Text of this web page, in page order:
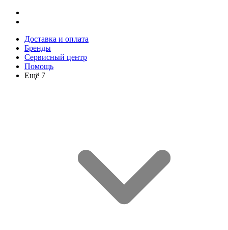
Доставка и оплата
Бренды
Сервисный центр
Помощь
Ещё 7